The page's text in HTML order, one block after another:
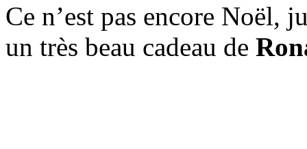
Ce n’est pas encore Noël,
un très beau cadeau de